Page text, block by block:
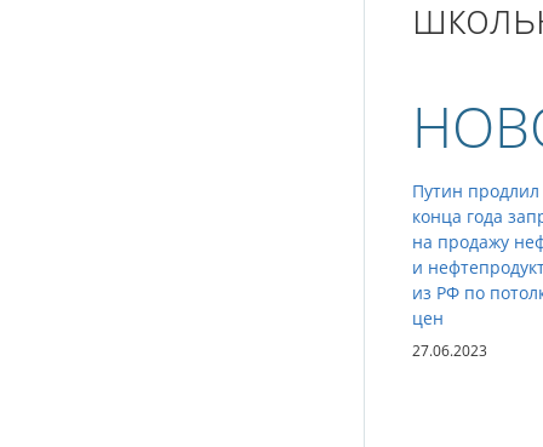
Путин продлил
конца года
на продажу
и
из РФ по
цен
27.06.2023